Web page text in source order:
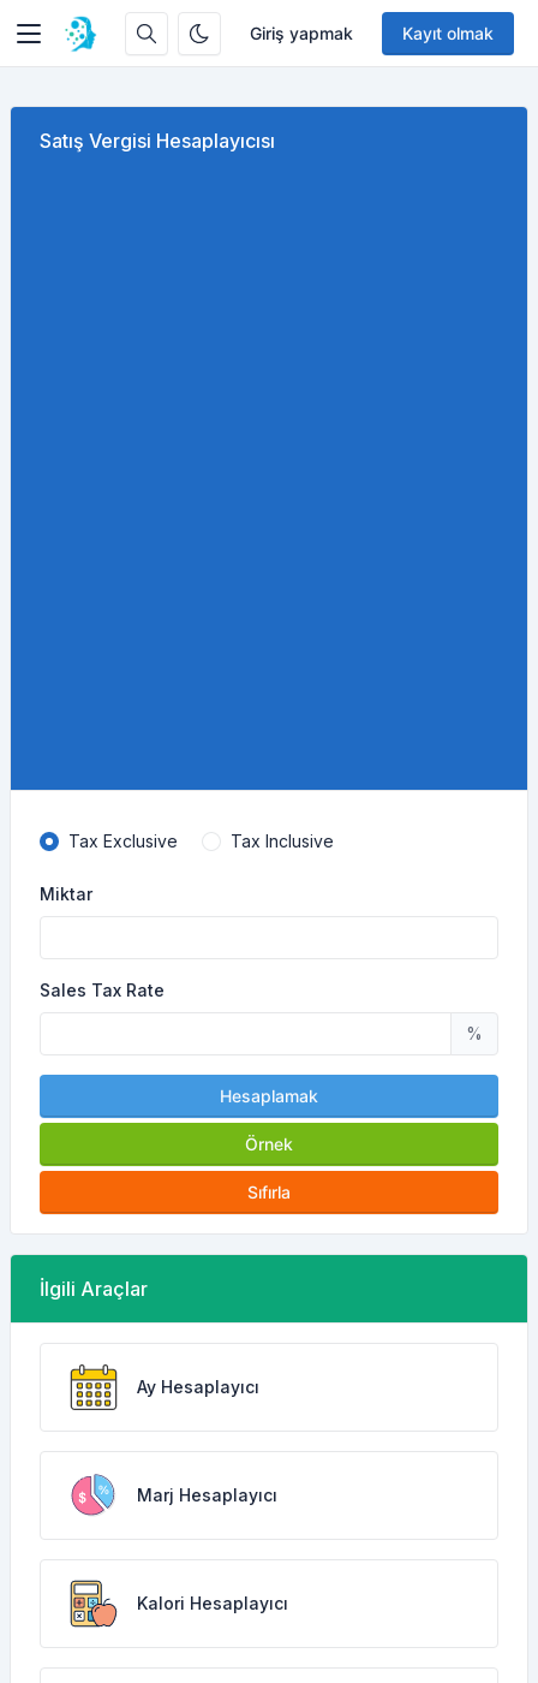
Giriş yapmak Kayıt olmak
Satış Vergisi Hesaplayıcısı
Tax Exclusive Tax Inclusive
Miktar
Sales Tax Rate
%
Hesaplamak
Örnek
Sıfırla
İlgili Araçlar
Ay Hesaplayıcı
Marj Hesaplayıcı
Kalori Hesaplayıcı